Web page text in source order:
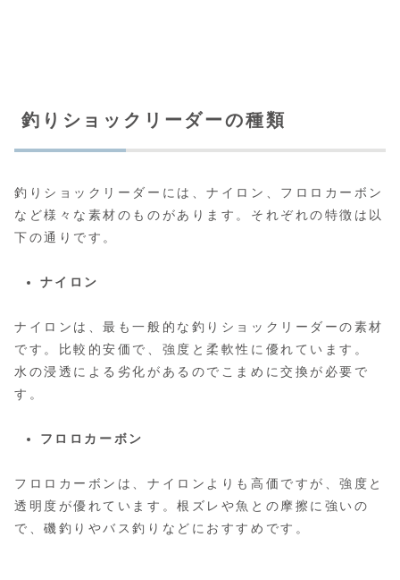
釣りショックリーダーの種類
釣りショックリーダーには、ナイロン、フロロカーボン
など様々な素材のものがあります。それぞれの特徴は以
下の通りです。
ナイロン
ナイロンは、最も一般的な釣りショックリーダーの素材
です。比較的安価で、強度と柔軟性に優れています。
水の浸透による劣化があるのでこまめに交換が必要で
す。
フロロカーボン
フロロカーボンは、ナイロンよりも高価ですが、強度と
透明度が優れています。根ズレや魚との摩擦に強いの
で、磯釣りやバス釣りなどにおすすめです。